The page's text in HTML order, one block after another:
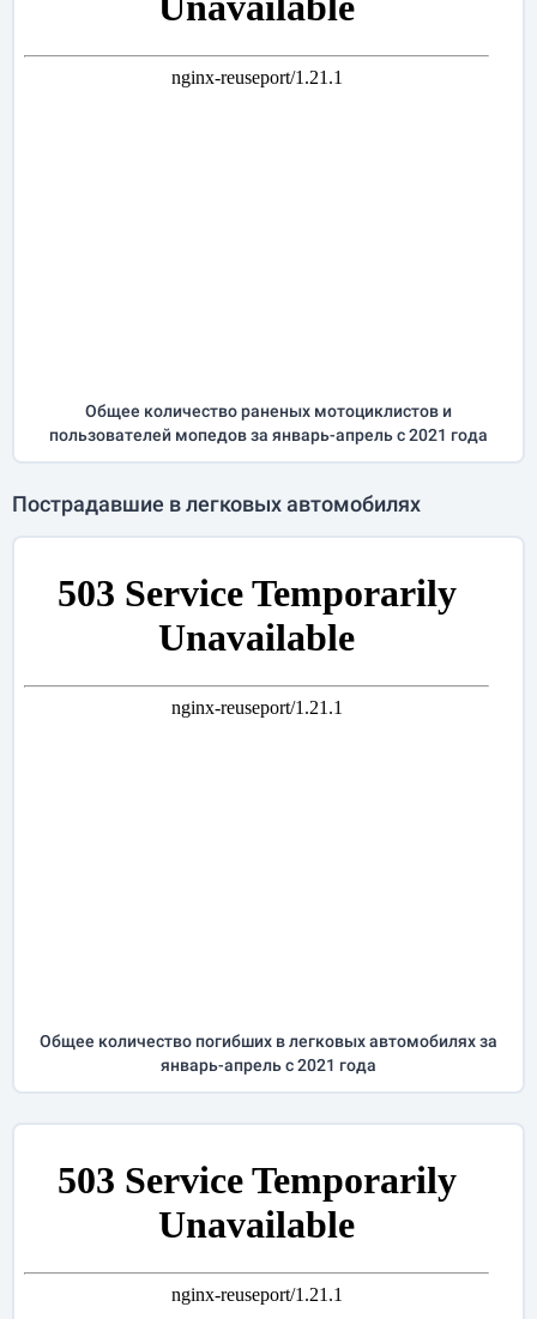
Общее количество раненых мотоциклистов и
пользователей мопедов за январь-апрельс 2021 года
Пострадавшие в легковых автомобилях
Общее количество погибших в легковых автомобилях за
январь-апрельс 2021 года